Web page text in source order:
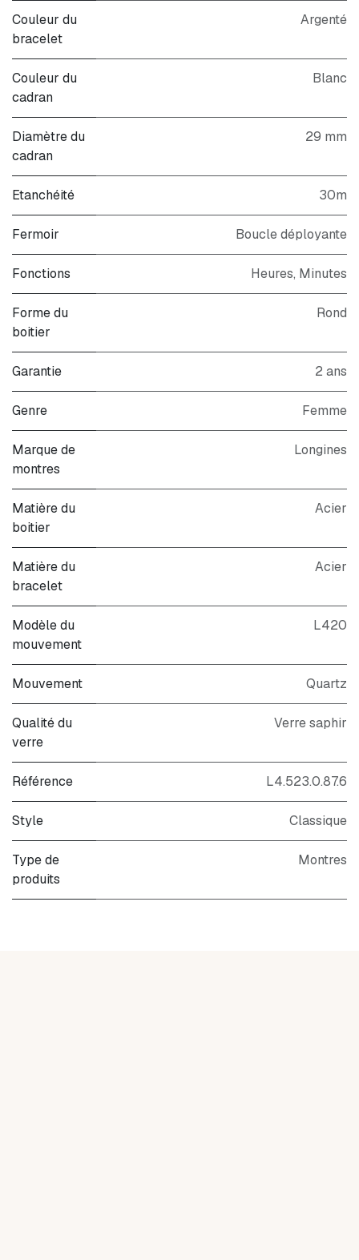
Couleur du
bracelet
Argenté
Couleur du
cadran
Blanc
Diamètre du
cadran
29 mm
Etanchéité 30m
Fermoir Boucle déployante
Fonctions Heures, Minutes
Forme du
boitier
Rond
Garantie 2 ans
Genre Femme
Marque de
montres
Longines
Matière du
boitier
Acier
Matière du
bracelet
Acier
Modèle du
mouvement
L420
Mouvement Quartz
Qualité du
verre
Verre saphir
Référence L4.523.0.87.6
Style Classique
Type de
produits
Montres